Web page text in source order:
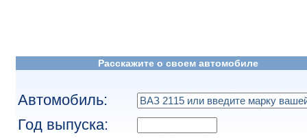
Расскажите о своем автомобиле
Автомобиль:
Год выпуска: